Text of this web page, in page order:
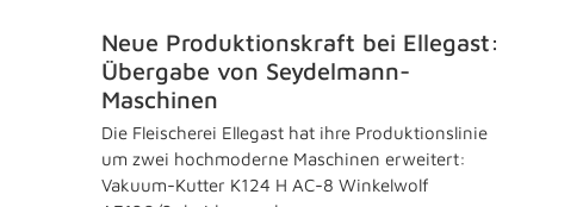
Neue Produktionskraft bei Ellegast:
Übergabe von Seydelmann-
Maschinen
Die Fleischerei Ellegast hat ihre Produktionslinie
um zwei hochmoderne Maschinen erweitert:
Vakuum-Kutter K124 H AC-8 Winkelwolf